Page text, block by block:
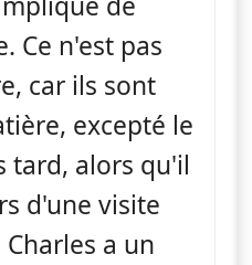
Ce n'est pas
car ils sont
excepté le
tard, alors qu'il
d'une visite
a un